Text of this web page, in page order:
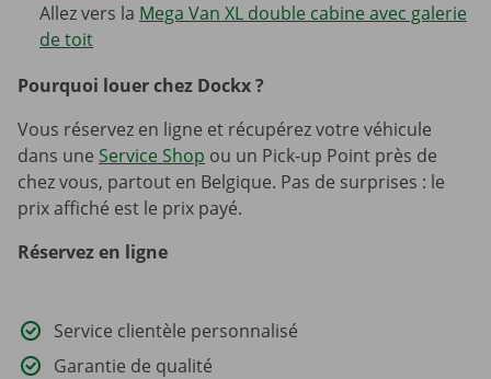
Allez vers la Mega Van XL double cabine avec galerie
de toit
Pourquoi louer chez Dockx ?
Vous réservez en ligne et récupérez votre véhicule
dans une Service Shop ou un Pick-up Point près de
chez vous, partout en Belgique. Pas de surprises : le
prix affiché est le prix payé.
Réservez en ligne
Service clientèle personnalisé
Garantie de qualité